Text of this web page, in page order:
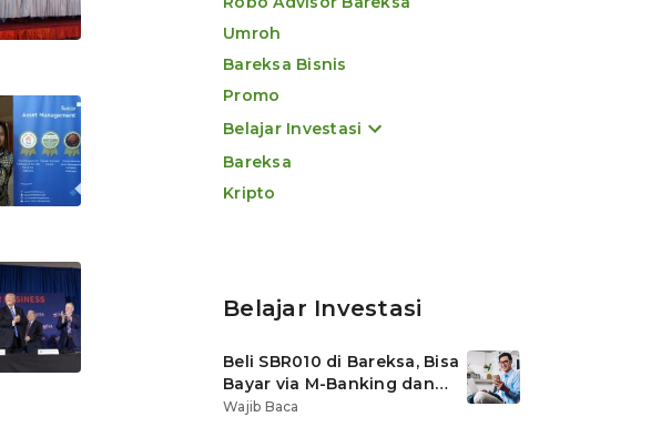
Umroh
Bareksa Bisnis
Promo
Belajar Investasi
Bareksa
Kripto
Belajar Investasi
Beli SBR010 di Bareksa, Bisa
Bayar via M-Banking dan
OVO di Tokopedia
Wajib Baca